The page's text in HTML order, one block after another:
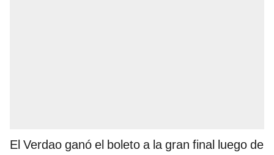
El Verdao ganó el boleto a la gran final luego de